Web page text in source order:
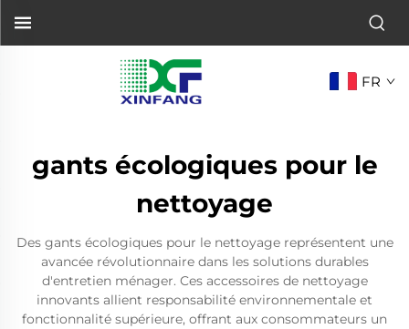
FR
gants écologiques pour le
nettoyage
Des gants écologiques pour le nettoyage représentent une
avancée révolutionnaire dans les solutions durables
d'entretien ménager. Ces accessoires de nettoyage
innovants allient responsabilité environnementale et
fonctionnalité supérieure, offrant aux consommateurs un